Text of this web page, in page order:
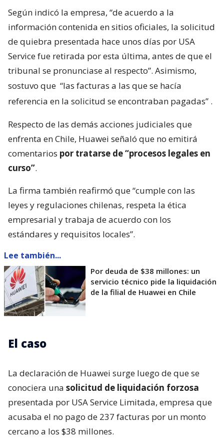
Según indicó la empresa, “de acuerdo a la
información contenida en sitios oficiales, la solicitud
de quiebra presentada hace unos días por USA
Service fue retirada por esta última, antes de que el
tribunal se pronunciase al respecto”. Asimismo,
sostuvo que “las facturas a las que se hacía
referencia en la solicitud se encontraban pagadas” .
Respecto de las demás acciones judiciales que
enfrenta en Chile, Huawei señaló que no emitirá
comentarios por tratarse de “procesos legales en
curso”.
La firma también reafirmó que “cumple con las
leyes y regulaciones chilenas, respeta la ética
empresarial y trabaja de acuerdo con los
estándares y requisitos locales”.
Lee también...
Por deuda de $38 millones: un
servicio técnico pide la liquidación
de la filial de Huawei en Chile
El caso
La declaración de Huawei surge luego de que se
conociera una solicitud de liquidación forzosa
presentada por USA Service Limitada, empresa que
acusaba el no pago de 237 facturas por un monto
cercano a los $38 millones.